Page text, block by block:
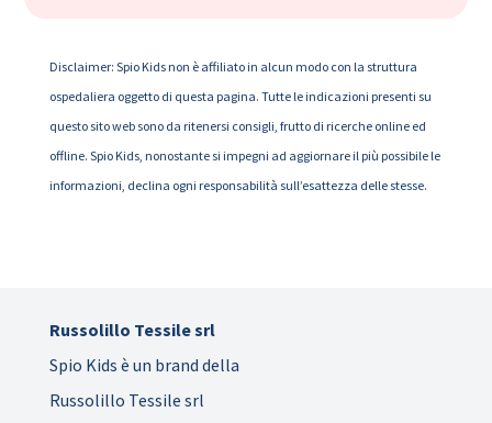
Disclaimer: Spio Kids non è affiliato in alcun modo con la struttura
ospedaliera oggetto di questa pagina. Tutte le indicazioni presenti su
questo sito web sono da ritenersi consigli, frutto di ricerche online ed
offline. Spio Kids, nonostante si impegni ad aggiornare il più possibile le
informazioni, declina ogni responsabilità sull’esattezza delle stesse.
Russolillo Tessile srl
Spio Kids è un brand della
Russolillo Tessile srl